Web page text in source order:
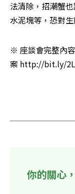
法清除，招潮蟹
水泥塊等，恐對
※ 座談會完整內
案 http://bit.ly/
你的關心